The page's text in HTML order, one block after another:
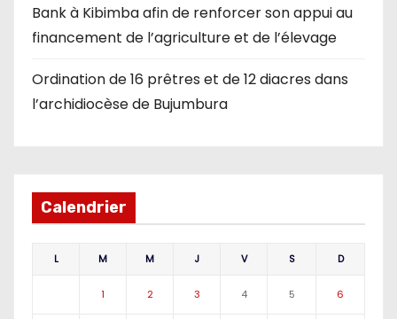
Bank à Kibimba afin de renforcer son appui au
financement de l’agriculture et de l’élevage
Ordination de 16 prêtres et de 12 diacres dans
l’archidiocèse de Bujumbura
Calendrier
L M M J V S D
1 2 3 4 5 6